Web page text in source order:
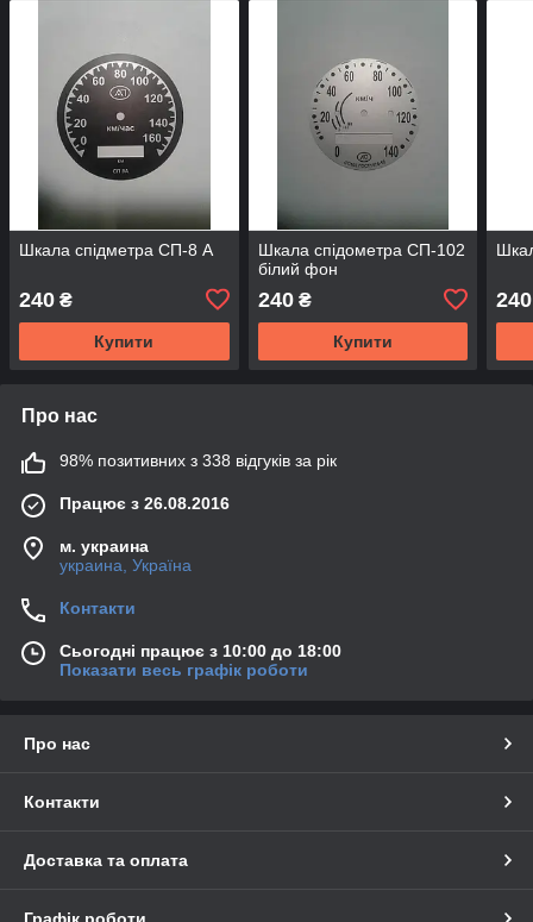
Шкала спідметра СП-8 А
240 ₴
Купити
Шкала спідометра СП-102
білий фон
240₴
Купити
240
Про нас
98% позитивних з 338 відгуків за рік
Працює з 26.08.2016
м. украина
украина, Україна
Контакти
Сьогодні працює з 10:00 до 18:00
Показати весь графік роботи
Про нас
Контакти
Доставка та оплата